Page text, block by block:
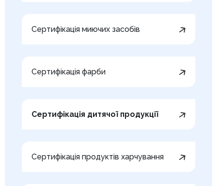
Сертифікація миючих засобів
Сертифікація фарби
Сертифікація дитячої продукції
Сертифікація продуктів харчування